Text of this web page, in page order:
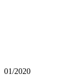
01/2020